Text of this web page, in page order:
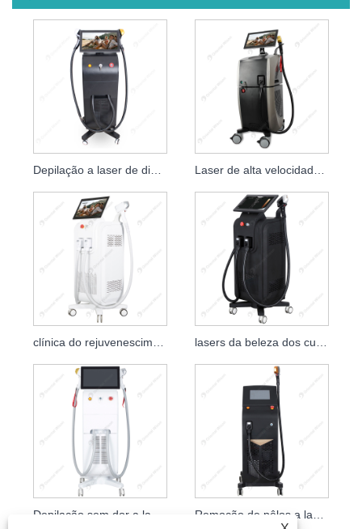
Depilação a laser de diodo de quatro comprimentos de onda Laser de alta velocidade para remoção de pêlos com diodo de alça única